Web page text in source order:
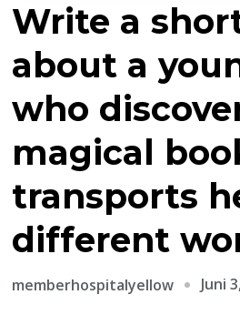
Write a
about a
who
magical
transports
different
memberhospitalyellow Juni